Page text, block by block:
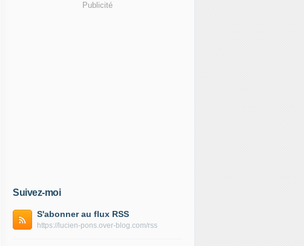
Publicité
Suivez-moi
S'abonner au flux RSS
https://lucien-pons.over-blog.com/rss